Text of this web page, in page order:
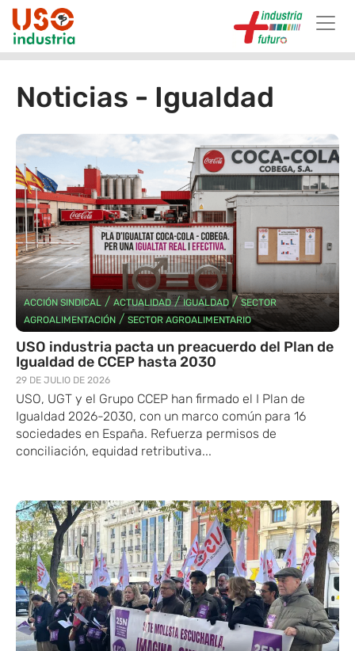
Skip to main content
Noticias - Igualdad
ACCIÓN SINDICAL / ACTUALIDAD/IGUALDAD /SECTOR
AGROALIMENTACIÓN / SECTOR AGROALIMENTARIO
USO industria pacta un preacuerdo del Plan de
Igualdad de CCEP hasta 2030
29 DE JULIO DE 2026
USO, UGT y el Grupo CCEP han firmado el I Plan de
Igualdad 2026-2030, con un marco común para 16
sociedades en España. Refuerza permisos de
conciliación, equidad retributiva...